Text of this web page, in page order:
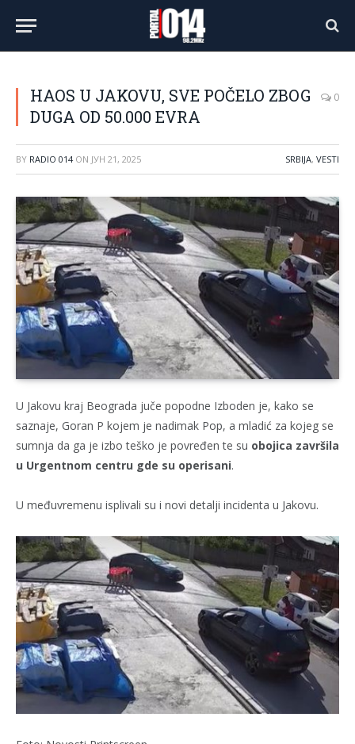
HAOS U JAKOVU, SVE POČELO ZBOG
DUGA OD 50.000 EVRA
0
BY RADIO 014 ON ЈУН 21, 2025 SRBIJA, VESTI
U Jakovu kraj Beograda juče popodne Izboden je, kako se
saznaje, Goran P kojem je nadimak Pop, a mladić za kojeg se
sumnja da ga je izbo teško je povređen te su obojica završila
u Urgentnom centru gde su operisani.
U međuvremenu isplivali su i novi detalji incidenta u Jakovu.